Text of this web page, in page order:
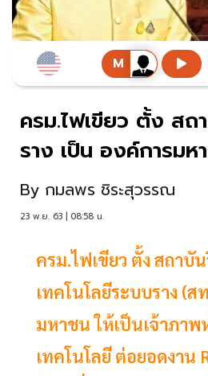
ครม.ไฟเขียว ตั้ง สถ
ราง เป็น องค์การมห
By กมลพร ชิระสุวรรณ
23 พ.ย. 63 | 08:58 น.
ครม.ไฟเขียว ตั้ง สถา
เทคโนโลยีระบบราง (ส
มหาชน ให้เป็นเจ้าภาพ
เทคโนโลยี ต่อยอดงาน